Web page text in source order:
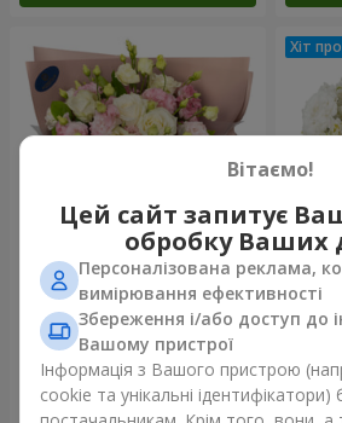
Букет "Пана Кота"
2 074 грн
Замовити
Вітаємо!
Цей сайт запитує
обробку Ваших
Персоналізована реклама,
вимірювання ефективності
Збереження і/або доступ до
Вашому пристрої
Інформація з Вашого пристрою
cookie та унікальні